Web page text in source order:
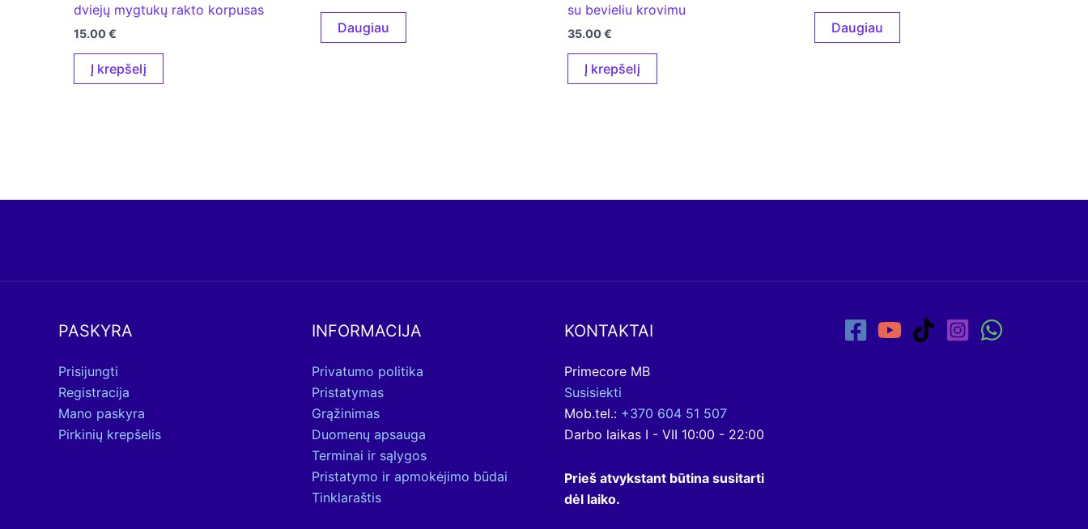
dviejų mygtukų rakto korpusas
15.00€
Į krepšelį
Daugiau
su bevieliu krovimu
35.00€
Į krepšelį
Daugiau
PASKYRA
Prisijungti
Registracija
Mano paskyra
Pirkinių krepšelis
INFORMACIJA
Privatumo politika
Pristatymas
Grąžinimas
Duomenų apsauga
Terminai ir sąlygos
Pristatymo ir apmokėjimo būdai
Tinklaraštis
KONTAKTAI
Primecore MB
Susisiekti
Mob.tel.: +370 604 51 507
Darbo laikas I - VII 10:00 - 22:00
Prieš atvykstant būtina susitarti
dėl laiko.